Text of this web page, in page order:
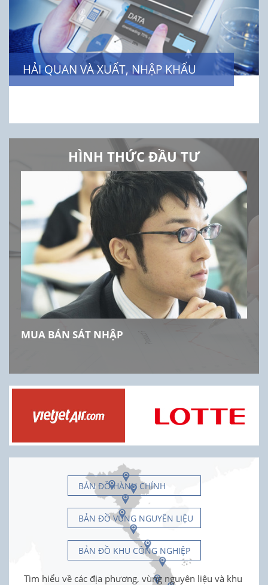
HẢI QUAN VÀ XUẤT, NHẬP KHẨU
HÌNH THỨC ĐẦU TƯ
MUA BÁN SÁT NHẬP
BẢN ĐỒ HÀNH CHÍNH
BẢN ĐỒ VÙNG NGUYÊN LIỆU
BẢN ĐỒ KHU CÔNG NGHIỆP
Tìm hiểu về các địa phương, vùng nguyên liệu và khu